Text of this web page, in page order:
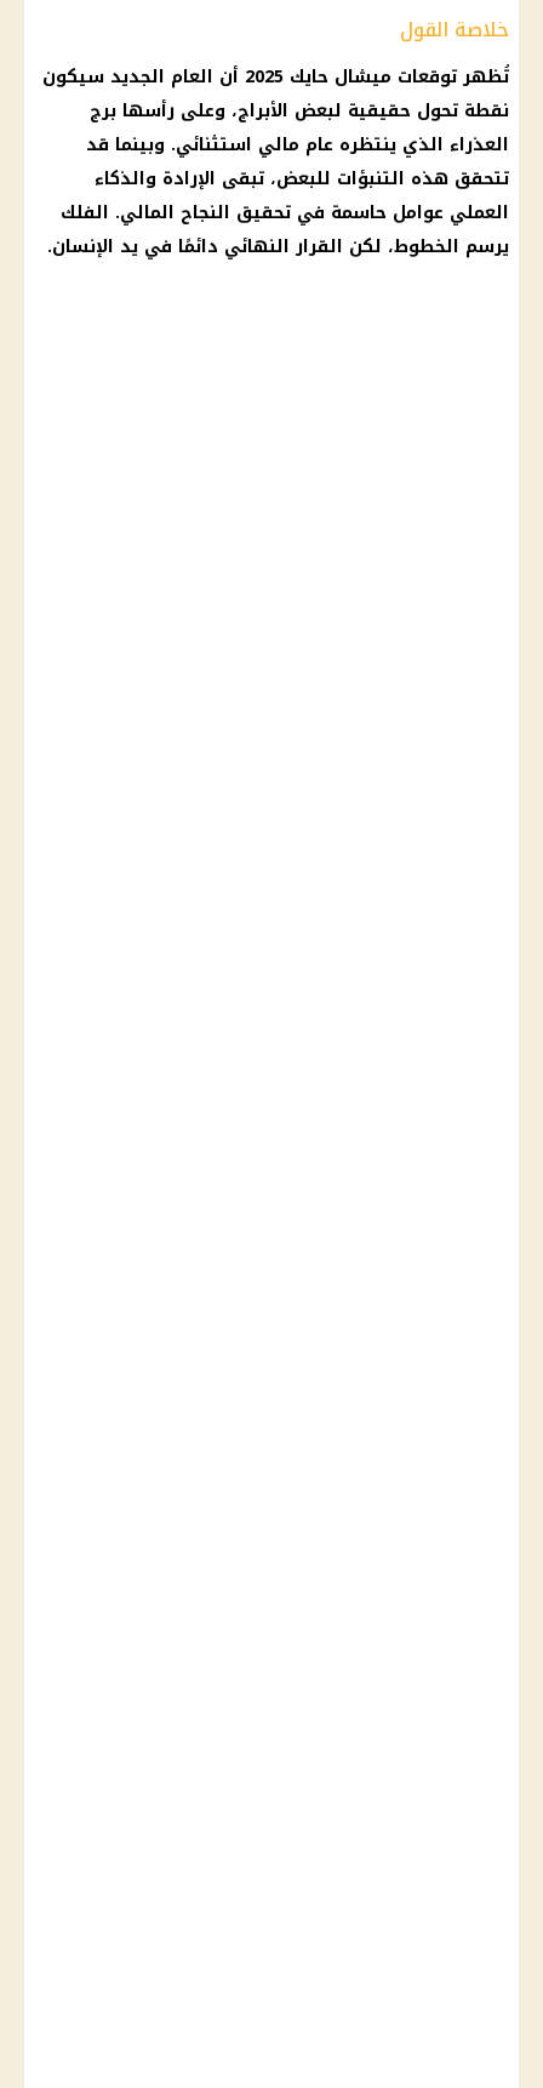
خلاصة القول
تُظهرتوقعات ميشال حايك
2025 أن العام الجديد سيكون
نقطة تحول حقيقية لبعض الأبراج، وعلى رأسها برج
العذراء الذي ينتظره عام مالي استثنائي. وبينما قد
تتحقق هذه التنبؤات للبعض، تبقى الإرادة والذكاء
العملي عوامل حاسمة في تحقيق النجاح المالي. الفلك
يرسم الخطوط، لكن القرار النهائي دائمًا في يد الإنسان.